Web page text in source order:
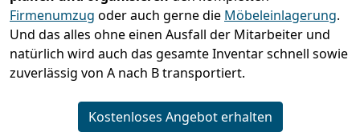
Firmenumzug oder auch gerne die Möbeleinlagerung.
Und das alles ohne einen Ausfall der Mitarbeiter und
natürlich wird auch das gesamte Inventar schnell sowie
zuverlässig von A nach B transportiert.
Kostenloses Angebot erhalten